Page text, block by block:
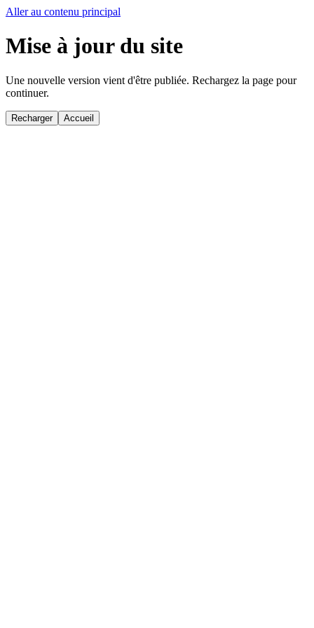
Aller au contenu principal
Mise à jour du site
Une nouvelle version vient d'être publiée. Rechargez la page pour
continuer.
Recharger Accueil